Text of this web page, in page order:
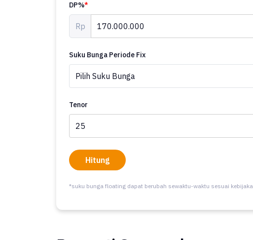
DP%*
Rp
Suku Bunga Periode Fix
Tenor
Hitung
*suku bunga floating dapat berubah sewaktu-waktu sesuai